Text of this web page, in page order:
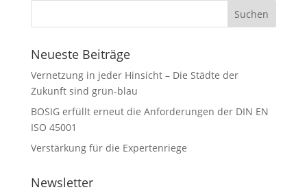
Neueste Beiträge
Vernetzung in jeder Hinsicht – Die Städte der
Zukunft sind grün-blau
BOSIG erfüllt erneut die Anforderungen der DIN EN
ISO 45001
Verstärkung für die Expertenriege
Newsletter